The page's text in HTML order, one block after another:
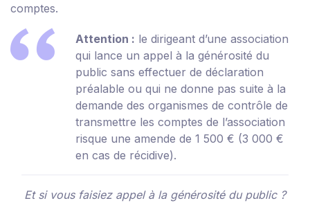
comptes.
Attention : le dirigeant d’une association
qui lance un appel à la générosité du
public sans effectuer de déclaration
préalable ou qui ne donne pas suite à la
demande des organismes de contrôle de
transmettre les comptes de l’association
risque une amende de 1 500 € (3 000 €
en cas de récidive).
Et si vous faisiez appel à la générosité du public ?